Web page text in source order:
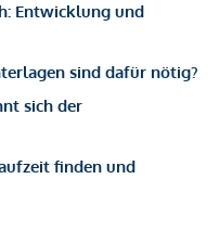
Entwicklung und
sind dafür nötig?
sich der
finden und